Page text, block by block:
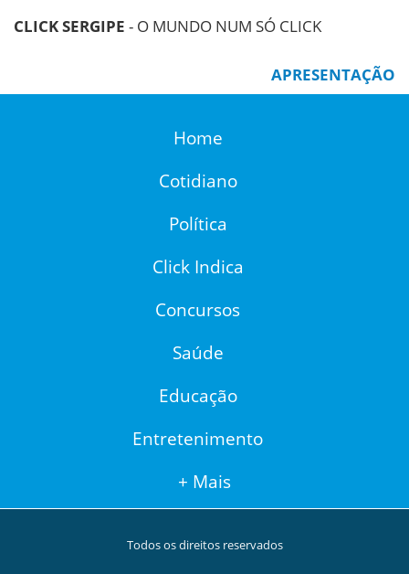
CLICK SERGIPE - O MUNDO NUM SÓ CLICK
APRESENTAÇÃO
Home
Cotidiano
Política
Click Indica
Concursos
Saúde
Educação
Entretenimento
+ Mais
Todos os direitos reservados